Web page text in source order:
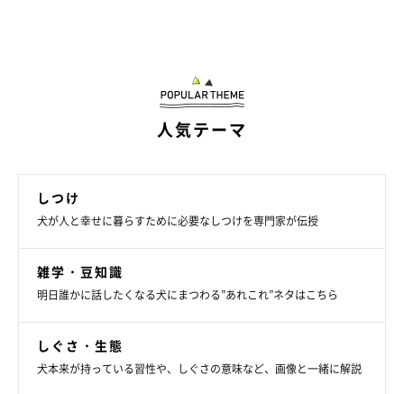
犬の足や爪のお手入れの正しいやり方
人気テーマ
しつけ
犬が人と幸せに暮らすために必要なしつけを専門家が伝授
雑学・豆知識
明日誰かに話したくなる犬にまつわる”あれこれ”ネタはこちら
しぐさ・生態
犬本来が持っている習性や、しぐさの意味など、画像と一緒に解説